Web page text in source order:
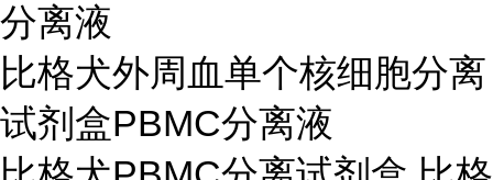
分离液
比格犬外周血单个核细胞分离
试剂盒PBMC分离液